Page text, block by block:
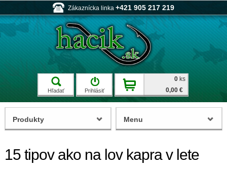
Zákaznícka linka +421 905 217 219
Hľadať Prihlásiť
0 ks
0,00 €
15 tipov ako na lov kapra v lete
Produkty Menu